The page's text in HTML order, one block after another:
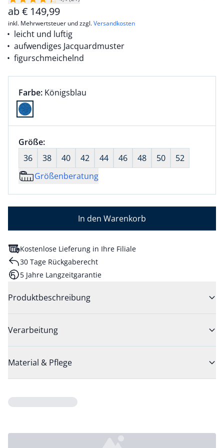
ab€ 149,99
inkl. Mehrwertsteuer und zzgl.Versandkosten
leicht und luftig
aufwendiges Jacquardmuster
figurschmeichelnd
Farbauswahl:
Farbe: aktuell ausgewählt:
Königsblau
Farbe Königsblau ausgewählt
Größenauswahl:
Größe:nichts ausgewählt
36
38 40 42 44 46 48 50
52
Größenberatung
In den Warenkorb
Kostenlose Lieferung in Ihre Filiale
30 Tage Rückgaberecht
5 Jahre Langzeitgarantie
Produktbeschreibung
Verarbeitung
Material & Pflege